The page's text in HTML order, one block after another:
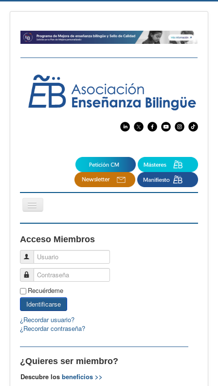
Cambiar
navegación
CertAcleB
Profesores Visitantes
Calidad
Artículos
Recursos
Observatorio EB
CIEB
Contacto
Acceso Miembros
Usuario
Contraseña
Recuérdeme
Identificarse
¿Recordar usuario?
¿Recordar contraseña?
¿Quieres ser miembro?
Descubre los beneficios >>